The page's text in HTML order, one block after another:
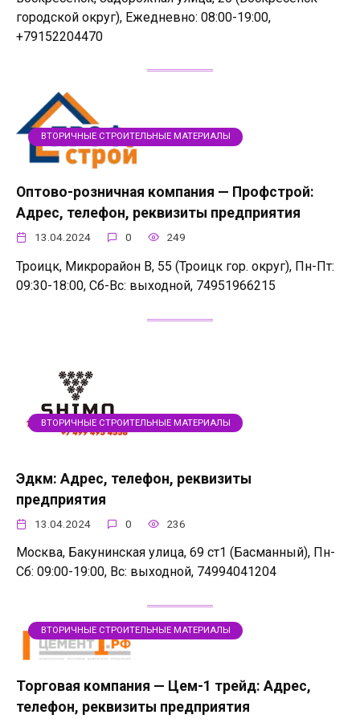
городской округ), Ежедневно: 08:00-19:00,
+79152204470
ВТОРИЧНЫЕ СТРОИТЕЛЬНЫЕ МАТЕРИАЛЫ
Оптово-розничная компания — Профстрой:
Адрес, телефон, реквизиты предприятия
13.04.2024 0 249
Троицк, Микрорайон В, 55 (Троицк гор. округ), Пн-Пт:
09:30-18:00, Сб-Вс: выходной, 74951966215
ВТОРИЧНЫЕ СТРОИТЕЛЬНЫЕ МАТЕРИАЛЫ
Эдкм: Адрес, телефон, реквизиты
предприятия
13.04.2024 0 236
Москва, Бакунинская улица, 69 ст1 (Басманный), Пн-
Сб: 09:00-19:00, Вс: выходной, 74994041204
ВТОРИЧНЫЕ СТРОИТЕЛЬНЫЕ МАТЕРИАЛЫ
Торговая компания — Цем-1 трейд: Адрес,
телефон, реквизиты предприятия